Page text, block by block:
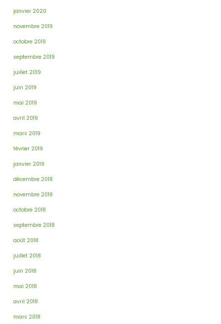
janvier 2020
novembre 2019
octobre 2019
septembre 2019
juillet 2019
juin 2019
mai 2019
avril 2019
mars 2019
février 2019
janvier 2019
décembre 2018
novembre 2018
octobre 2018
septembre 2018
août 2018
juillet 2018
juin 2018
mai 2018
avril 2018
mars 2018